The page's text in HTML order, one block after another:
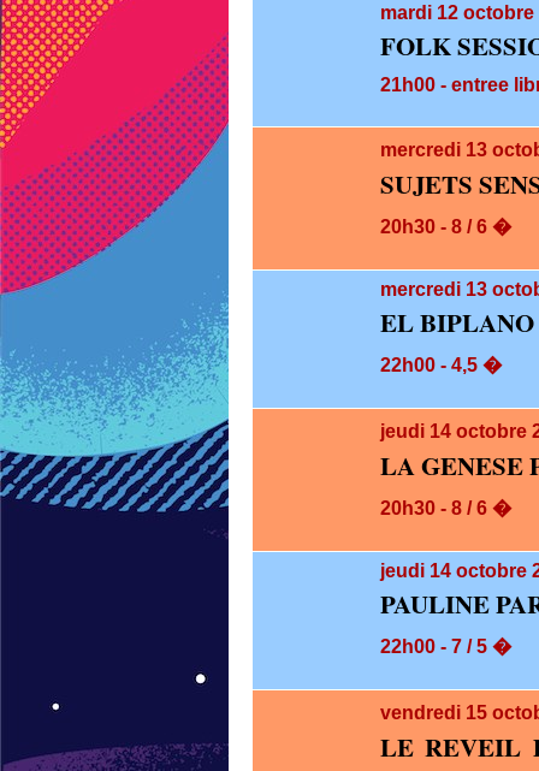
mardi 12 octobre
FOLK
21h00 - entree
mercredi 13
SUJETS
20h30 - 8 / 6 �
mercredi 13
EL
22h00 - 4,5 �
jeudi 14 octobre
LA GENESE
20h30 - 8 / 6 �
jeudi 14 octobre
PAULINE
22h00 - 7 / 5 �
vendredi 15
LE REVEIL